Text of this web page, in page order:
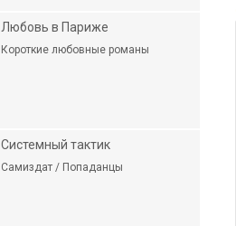
Любовь в Париже
Короткие любовные романы
Системный тактик
Самиздат / Попаданцы